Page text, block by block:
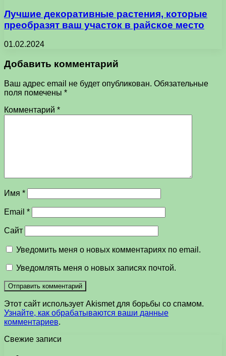
Лучшие декоративные растения, которые
преобразят ваш участок в райское место
01.02.2024
Добавить комментарий
Ваш адрес email не будет опубликован. Обязательные
поля помечены *
Комментарий *
Имя *
Email *
Сайт
Уведомить меня о новых комментариях по email.
Уведомлять меня о новых записях почтой.
Этот сайт использует Akismet для борьбы со спамом.
Узнайте, как обрабатываются ваши данные
комментариев.
Свежие записи